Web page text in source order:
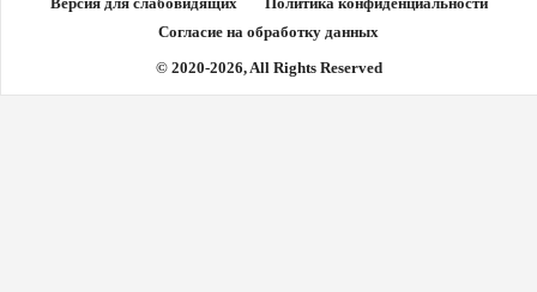
Согласие на обработку данных
© 2020-2026, All Rights Reserved